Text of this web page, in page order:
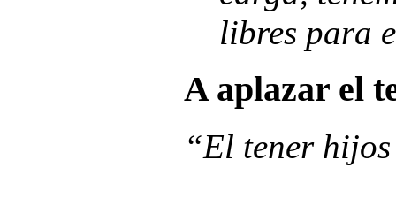
libres para
A aplazar el
“El tener